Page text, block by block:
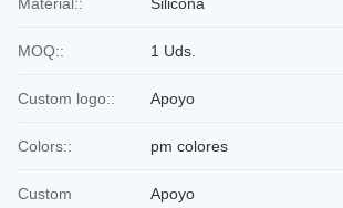
MOQ:: 1 Uds.
Custom logo:: Apoyo
Colors:: pm colores
Custom
Apoyo